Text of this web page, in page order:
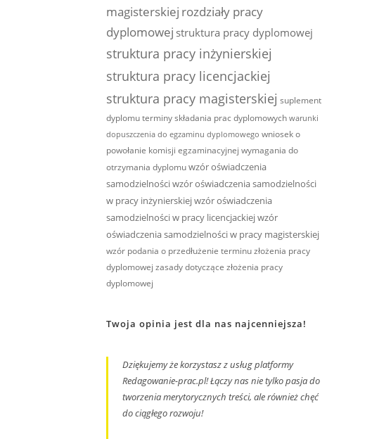
magisterskiej rozdziały pracy
dyplomowej struktura pracy dyplomowej
struktura pracy inżynierskiej
struktura pracy licencjackiej
struktura pracy magisterskiej suplement
dyplomuterminy składania prac dyplomowych warunki
dopuszczenia do egzaminu dyplomowego wniosek o
powołanie komisji egzaminacyjnej wymagania do
otrzymania dyplomuwzór oświadczenia
samodzielnościwzór oświadczenia samodzielności
w pracy inżynierskiejwzór oświadczenia
samodzielności w pracy licencjackiejwzór
oświadczenia samodzielności w pracy magisterskiej
wzór podania o przedłużenie terminu złożenia pracy
dyplomowej zasady dotyczące złożenia pracy
dyplomowej
Twoja opinia jest dla nas najcenniejsza!
Dziękujemy że korzystasz z usług platformy
Redagowanie-prac.pl! Łączy nas nie tylko pasja do
tworzenia merytorycznych treści, ale również chęć
do ciągłego rozwoju!